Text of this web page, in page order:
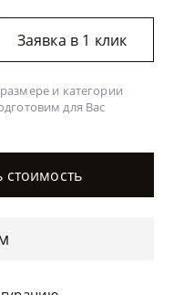
Заявка в 1 клик
и категории
для Вас
стоимость